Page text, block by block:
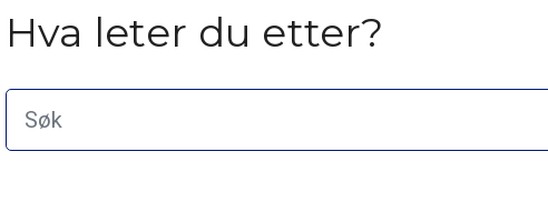
Hva leter du etter?